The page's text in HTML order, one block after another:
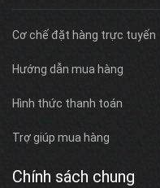
Cơ chế đặt hàng trực tuyến
Hướng dẫn mua hàng
Hình thức thanh toán
Trợ giúp mua hàng
Chính sách chung